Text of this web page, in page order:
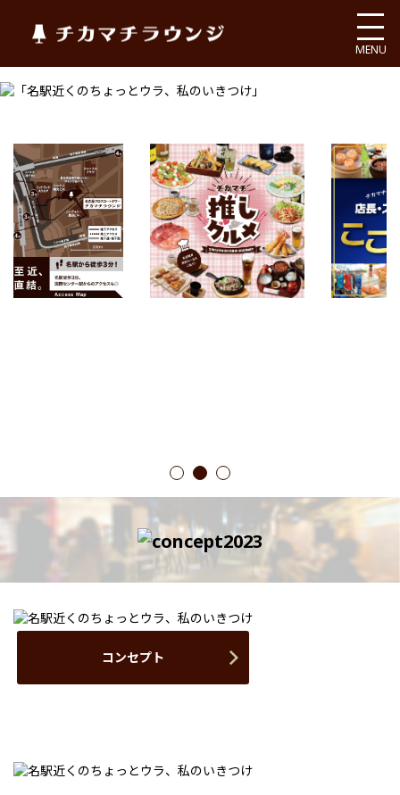
チカマチラウンジ
MENU
1 2 3
コンセプト